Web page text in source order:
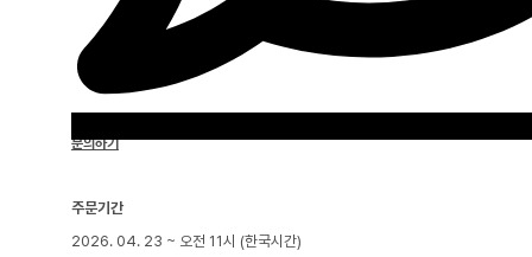
문의하기
주문기간
2026. 04. 23 ~ 오전 11시 (한국시간)